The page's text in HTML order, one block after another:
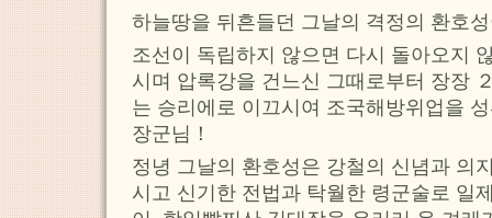
하늘땅을 뒤흔들던 그날의 격정의 환호
조선이 독립하지 않으면 다시 돌아오지
시며 압록강을 건느신 그때로부터 장장
는 승리에로 이끄시여 조국해방위업을
장군님！
정녕 그날의 환호성은 강철의 신념과 의
시고 신기한 전법과 탁월한 령군술로 일